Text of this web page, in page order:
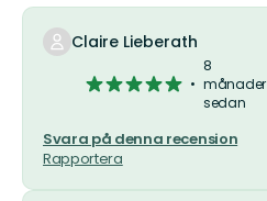
stjärnor
Claire Lieberath
5
stjärnor
8
månader
sedan
Svara på denna recension
Rapportera